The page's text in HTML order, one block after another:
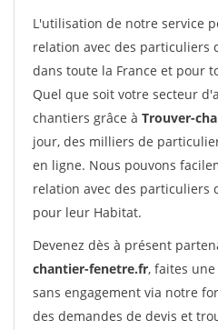
L'utilisation de notre service
relation avec des particuliers
dans toute la France et pour
Quel que soit votre secteur
chantiers grâce à Trouver-
jour, des milliers de
en ligne. Nous pouvons
relation avec des particuliers
pour leur Habitat.
Devenez dès à présent
chantier-fenetre.fr, faites
sans engagement via notre
des demandes de devis et